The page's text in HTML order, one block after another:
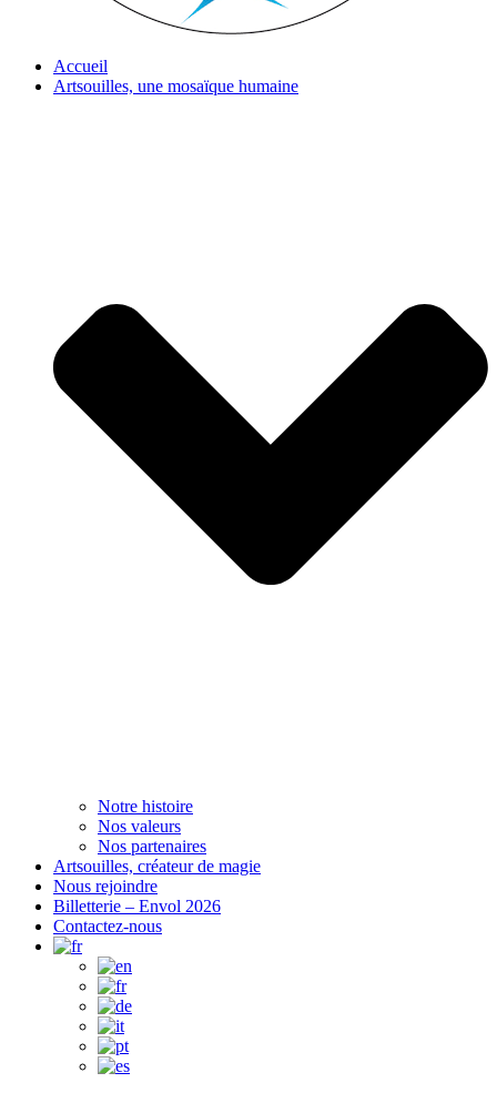
Accueil
Artsouilles, une mosaïque humaine
Notre histoire
Nos valeurs
Nos partenaires
Artsouilles, créateur de magie
Nous rejoindre
Billetterie – Envol 2026
Contactez-nous